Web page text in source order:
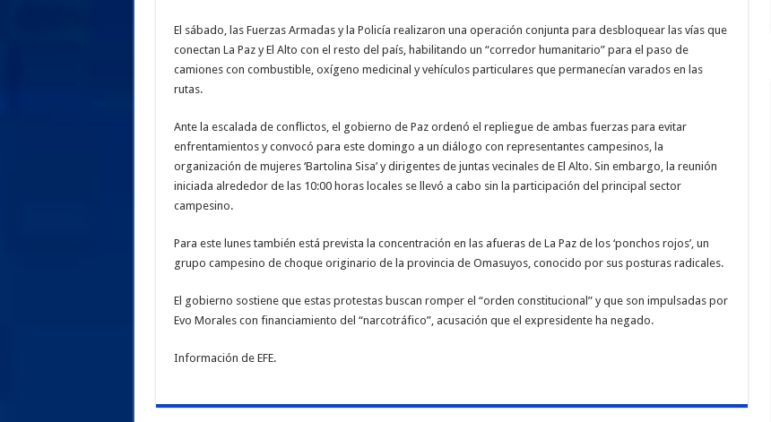
El sábado, las Fuerzas Armadas y la Policía realizaron una operación conjunta para desbloquear las vías que
conectan La Paz y El Alto con el resto del país, habilitando un “corredor humanitario” para el paso de
camiones con combustible, oxígeno medicinal y vehículos particulares que permanecían varados en las
rutas.
Ante la escalada de conflictos, el gobierno de Paz ordenó el repliegue de ambas fuerzas para evitar
enfrentamientos y convocó para este domingo a un diálogo con representantes campesinos, la
organización de mujeres ‘Bartolina Sisa’ y dirigentes de juntas vecinales de El Alto. Sin embargo, la reunión
iniciada alrededor de las 10:00 horas locales se llevó a cabo sin la participación del principal sector
campesino.
Para este lunes también está prevista la concentración en las afueras de La Paz de los ‘ponchos rojos’, un
grupo campesino de choque originario de la provincia de Omasuyos, conocido por sus posturas radicales.
El gobierno sostiene que estas protestas buscan romper el “orden constitucional” y que son impulsadas por
Evo Morales con financiamiento del “narcotráfico”, acusación que el expresidente ha negado.
Información de EFE.